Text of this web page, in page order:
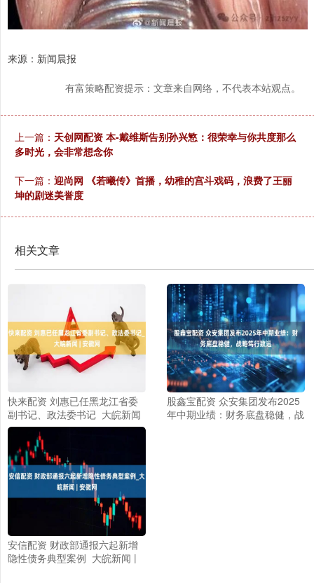
来源：新闻晨报
有富策略配资提示：文章来自网络，不代表本站观点。
上一篇： 天创网配资 本-戴维斯告别孙兴慜：很荣幸与你共度那么
多时光，会非常想念你
下一篇： 迎尚网 《若曦传》首播，幼稚的宫斗戏码，浪费了王丽
坤的剧迷美誉度
相关文章
快来配资 刘惠已任黑龙江省委
副书记、政法委书记_大皖新闻
| 安徽网
股鑫宝配资 众安集团发布2025
年中期业绩：财务底盘稳健，战
安信配资 财政部通报六起新增
隐性债务典型案例_大皖新闻 |